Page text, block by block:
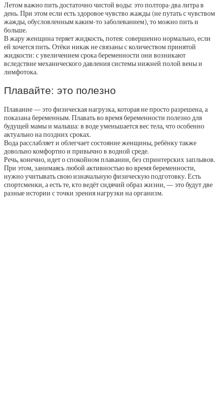
Летом важно пить достаточно чистой воды: это полтора-два литра в
день. При этом если есть здоровое чувство жажды (не путать с чувством
жажды, обусловленным каким-то заболеванием), то можно пить и
больше.
В жару женщина теряет жидкость, потея: совершенно нормально, если
ей хочется пить. Отёки никак не связаны с количеством принятой
жидкости: с увеличением срока беременности они возникают
вследствие механического давления системы нижней полой вены и
лимфотока.
Плавайте: это полезно
Плавание — это физическая нагрузка, которая не просто разрешена, а
показана беременным. Плавать во время беременности полезно для
будущей мамы и малыша: в воде уменьшается вес тела, что особенно
актуально на поздних сроках.
Вода расслабляет и облегчает состояние женщины, ребёнку также
довольно комфортно и привычно в водной среде.
Речь, конечно, идет о спокойном плавании, без спринтерских заплывов.
При этом, занимаясь любой активностью во время беременности,
нужно учитывать свою изначальную физическую подготовку. Есть
спортсменки, а есть те, кто ведёт сидячий образ жизни, — это будут две
разные истории с точки зрения нагрузки на организм.